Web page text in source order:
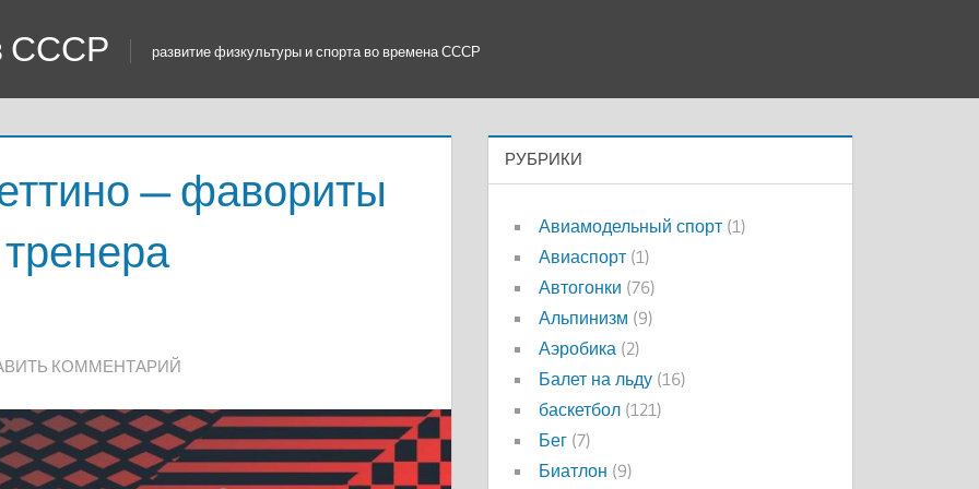
СССР развитие физкультуры и спорта во времена СССР
— фавориты
КОММЕНТАРИЙ
РУБРИКИ
Авиамодельный спорт (1)
Авиаспорт (1)
Автогонки (76)
Альпинизм (9)
Аэробика (2)
Балет на льду (16)
баскетбол (121)
Бег (7)
Биатлон (9)